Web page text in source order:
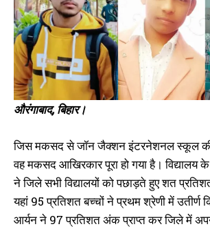
सीबीएसई दसवीं में जॉन जैक्सन विद्यालय
May 18, 2024
In "औरंगाबाद"
जॉन जैक्शन
बच्चों ने की शत
May 19, 2025
In "औरंगाबाद"
औरंगाबाद, बिहार।
जिस मकसद से जॉन जैक्शन इंटरनेशनल स्कूल की
वह मकसद आखिरकार पूरा हो गया है। विद्यालय
ने जिले सभी विद्यालयों को पछाड़ते हुए शत
यहां 95 प्रतिशत बच्चों ने प्रथम श्रेणी में उतीर्ण
आर्यन ने 97 प्रतिशत अंक प्राप्त कर जिले में